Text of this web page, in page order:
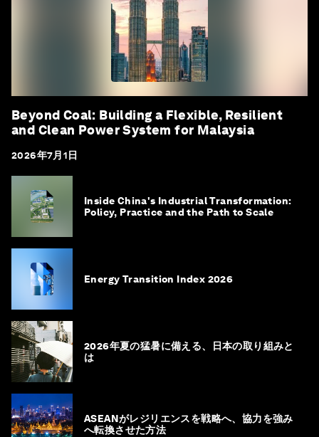
Beyond Coal: Building a Flexible, Resilient
and Clean Power System for Malaysia
2026年7月1日
Inside China's Industrial Transformation:
Policy, Practice and the Path to Scale
Energy Transition Index 2026
2026年夏の猛暑に備える、日本の取り組みと
は
ASEANがレジリエンスを戦略へ、協力を強み
へ転換させた方法